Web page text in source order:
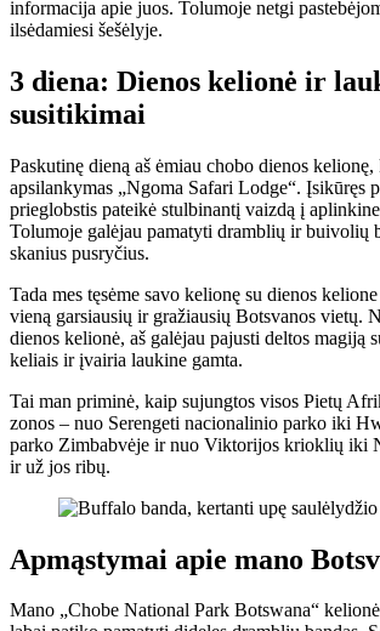
informacija apie juos. Tolumoje netgi
ilsėdamiesi šešėlyje.
3 diena: Dienos kelionė ir
susitikimai
Paskutinę dieną aš ėmiau chobo dienos
apsilankymas „Ngoma Safari Lodge“. Įsikūręs
prieglobstis pateikė stulbinantį vaizdą į
Tolumoje galėjau pamatyti dramblių ir buivolių
skanius pusryčius.
Tada mes tęsėme savo kelionę su dienos
vieną garsiausių ir gražiausių Botsvanos vietų.
dienos kelionė, aš galėjau pajusti deltos magiją
keliais ir įvairia laukine gamta.
Tai man priminė, kaip sujungtos visos Pietų
zonos – nuo Serengeti nacionalinio parko iki
parko Zimbabvėje ir nuo Viktorijos krioklių iki
ir už jos ribų.
Apmąstymai apie mano
Mano „Chobe National Park Botswana“